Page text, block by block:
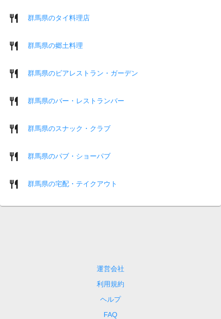
群馬県のタイ料理店
群馬県の郷土料理
群馬県のビアレストラン・ガーデン
群馬県のバー・レストランバー
群馬県のスナック・クラブ
群馬県のパブ・ショーパブ
群馬県の宅配・テイクアウト
運営会社
利用規約
ヘルプ
FAQ